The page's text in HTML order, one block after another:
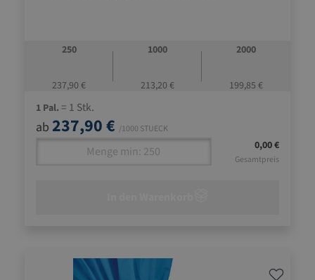
250
237,90 €
1000
213,20 €
2000
199,85 €
1 Pal. = 1 Stk.
ab 237,90 € /1000 STUECK
0,00 €
Gesamtpreis